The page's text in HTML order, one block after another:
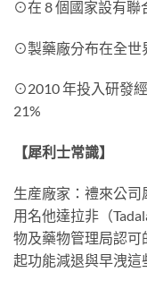
⊙在 8 個國家設有聯
⊙製藥廠分布在全世
⊙2010 年投入研發
21%
【犀利士常識】
生産廠家：禮來公
用名他達拉非（
物及藥物管理局認
起功能減退與早洩這